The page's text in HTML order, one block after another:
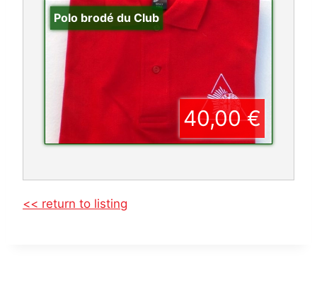
Polo brodé du Club
40,00 €
<< return to listing